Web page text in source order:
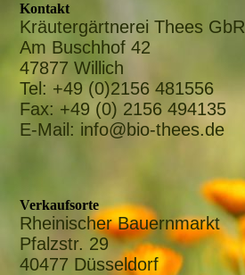
Kontakt
Kräutergärtnerei Thees GbR
Am Buschhof 42
47877 Willich
Tel: +49 (0)2156 481556
Fax: +49 (0) 2156 494135
E-Mail: info@bio-thees.de
Verkaufsorte
Rheinischer Bauernmarkt
Pfalzstr. 29
40477 Düsseldorf